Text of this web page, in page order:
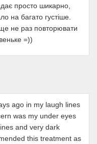
просто шикарно,
на багато густіше.
не раз повторювати
=))
ago in my laugh lines
was my under eyes
and very dark
this treatment as